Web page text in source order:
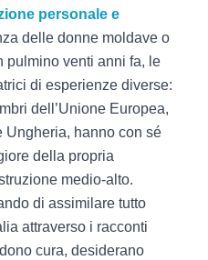
personale e
delle donne moldave o
pulmino venti anni fa, le
di esperienze diverse:
dell’Unione Europea,
Ungheria, hanno con sé
della propria
medio-alto.
di assimilare tutto
attraverso i racconti
cura, desiderano